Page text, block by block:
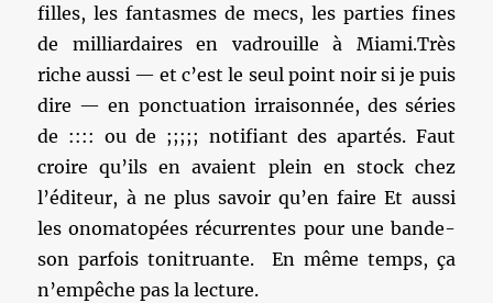
filles, les fantasmes de mecs, les parties fines
de milliardaires en vadrouille à Miami.Très
riche aussi — et c’est le seul point noir si je puis
dire — en ponctuation irraisonnée, des séries
de :::: ou de ;;;;; notifiant des apartés. Faut
croire qu’ils en avaient plein en stock chez
l’éditeur, à ne plus savoir qu’en faire Et aussi
les onomatopées récurrentes pour une bande-
son parfois tonitruante. En même temps, ça
n’empêche pas la lecture.